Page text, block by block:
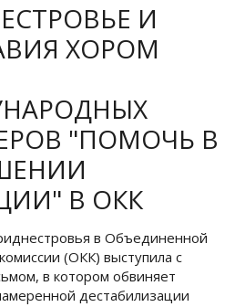
И
ХОРОМ
"ПОМОЧЬ В
В ОКК
в Объединенной
(ОКК) выступила с
в котором обвиняет
дестабилизации